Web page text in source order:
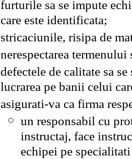
furturile sa se impute
care este identificata;
stricaciunile, risipa de
nerespectarea
defectele de calitate sa
lucrarea pe banii celui
asigurati-va ca firma
un responsabil cu
instructaj, face
echipei pe